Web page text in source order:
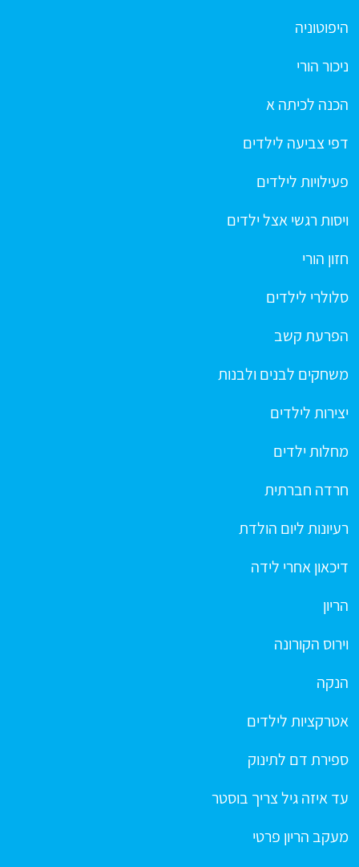
היפוטוניה
ניכור הורי
הכנה לכיתה א
דפי צביעה לילדים
פעילויות לילדים
ויסות רגשי אצל ילדים
חזון הורי
סלולרי לילדים
הפרעת קשב
משחקים לבנים ולבנות
יצירות לילדים
מחלות ילדים
חרדה חברתית
רעיונות ליום הולדת
דיכאון אחרי לידה
הריון
וירוס הקורונה
הנקה
אטרקציות לילדים
ספירת דם לתינוק
עד איזה גיל צריך בוסטר
מעקב הריון פרטי